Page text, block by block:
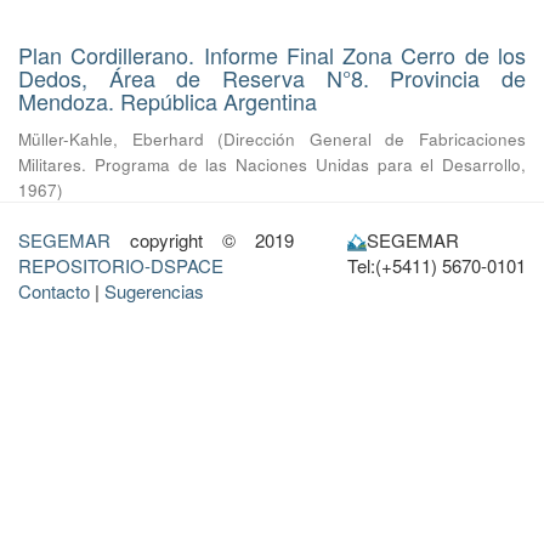
Plan Cordillerano. Informe Final Zona Cerro de los
Dedos, Área de Reserva N°8. Provincia de
Mendoza. República Argentina
Müller-Kahle, Eberhard (Dirección General de Fabricaciones
Militares. Programa de las Naciones Unidas para el Desarrollo,
1967)
SEGEMAR copyright © 2019
REPOSITORIO-DSPACE
Contacto | Sugerencias
SEGEMAR
Tel:(+5411) 5670-0101